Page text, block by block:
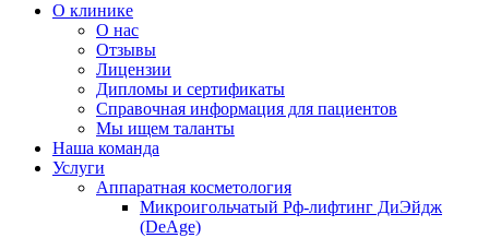
О клинике
О нас
Отзывы
Лицензии
Дипломы и сертификаты
Справочная информация для пациентов
Мы ищем таланты
Наша команда
Услуги
Аппаратная косметология
Микроигольчатый Рф-лифтинг ДиЭйдж
(DeAge)